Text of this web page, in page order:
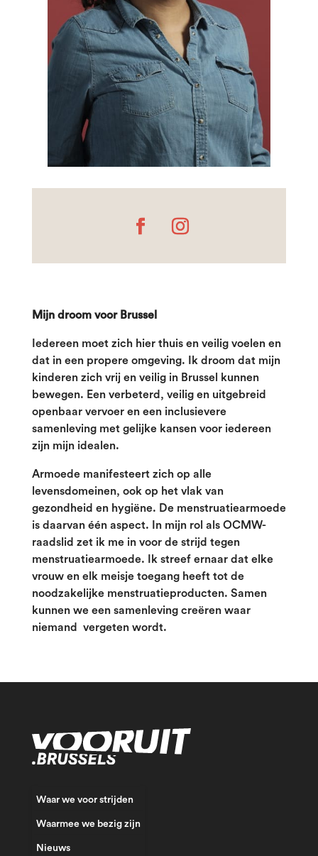
Mijn droom voor Brussel
Iedereen moet zich hier thuis en veilig voelen en
dat in een propere omgeving. Ik droom dat mijn
kinderen zich vrij en veilig in Brussel kunnen
bewegen. Een verbeterd, veilig en uitgebreid
openbaar vervoer en een inclusievere
samenleving met gelijke kansen voor iedereen
zijn mijn idealen.
Armoede manifesteert zich op alle
levensdomeinen, ook op het vlak van
gezondheid en hygiëne. De menstruatiearmoede
is daarvan één aspect. In mijn rol als OCMW-
raadslid zet ik me in voor de strijd tegen
menstruatiearmoede. Ik streef ernaar dat elke
vrouw en elk meisje toegang heeft tot de
noodzakelijke menstruatieproducten. Samen
kunnen we een samenleving creëren waar
niemand vergeten wordt.
Waar we voor strijden
Waarmee we bezig zijn
Nieuws